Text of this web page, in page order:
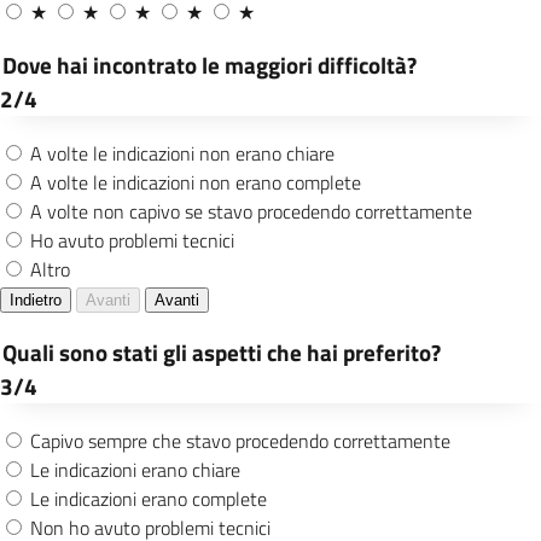
standard qualità
Scheda Monitoraggio Ristorazione A.s. 2024-
Azioni di miglioramento
in corso
L’organizzazione persegue il miglioramento
continuo dell’efficacia e dell’efficienza dei
propri servizi a beneficio di tutte le parti
interessate.
Nel rispetto di questo principio sono avviate
Aggiornamento menu sulla base della
valutazione degli utenti
Semplificazione modalità di erogazione